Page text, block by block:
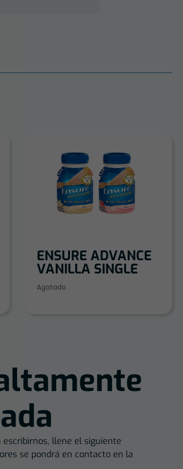
ENSURE ADVANCE
VANILLA SINGLE
Agotado
llene el siguiente
se pondrá en contacto en la